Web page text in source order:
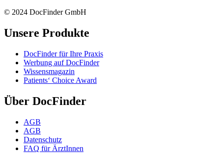
© 2024 DocFinder GmbH
Unsere Produkte
DocFinder für Ihre Praxis
Werbung auf DocFinder
Wissensmagazin
Patients‘ Choice Award
Über DocFinder
AGB
AGB
Datenschutz
FAQ für ÄrztInnen